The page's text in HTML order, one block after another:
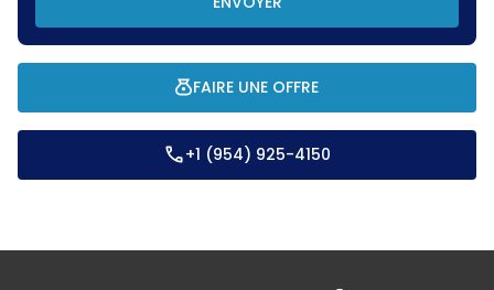
FAIRE UNE OFFRE
+1 (954) 925-4150